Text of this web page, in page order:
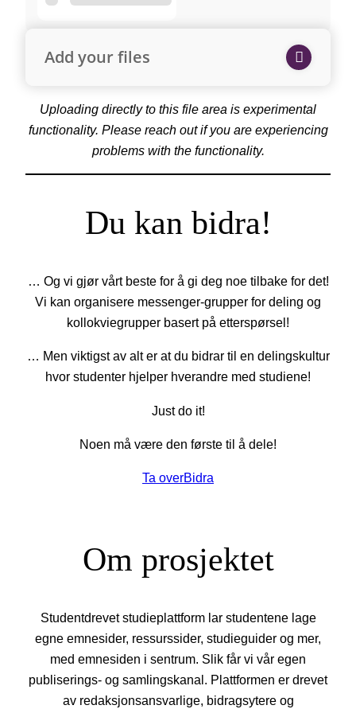
Add your files
Uploading directly to this file area is experimental
functionality. Please reach out if you are experiencing
problems with the functionality.
Du kan bidra!
… Og vi gjør vårt beste for å gi deg noe tilbake for det!
Vi kan organisere messenger-grupper for deling og
kollokviegrupper basert på etterspørsel!
… Men viktigst av alt er at du bidrar til en delingskultur
hvor studenter hjelper hverandre med studiene!
Just do it!
Noen må være den første til å dele!
Ta overBidra
Om prosjektet
Studentdrevet studieplattform lar studentene lage
egne emnesider, ressurssider, studieguider og mer,
med emnesiden i sentrum. Slik får vi vår egen
publiserings- og samlingskanal. Plattformen er drevet
av redaksjonsansvarlige, bidragsytere og